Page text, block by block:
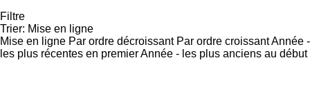
Filtre
Trier: Mise en ligne
Mise en ligne Par ordre décroissant Par ordre croissantAnnée -
les plus récentes en premierAnnée - les plus anciens au début